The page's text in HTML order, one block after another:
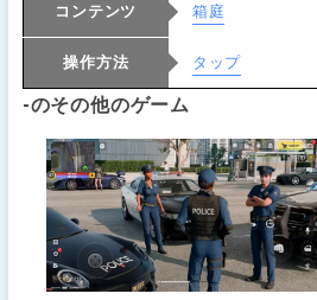
コンテンツ 箱庭
操作方法 タップ
-のその他のゲーム